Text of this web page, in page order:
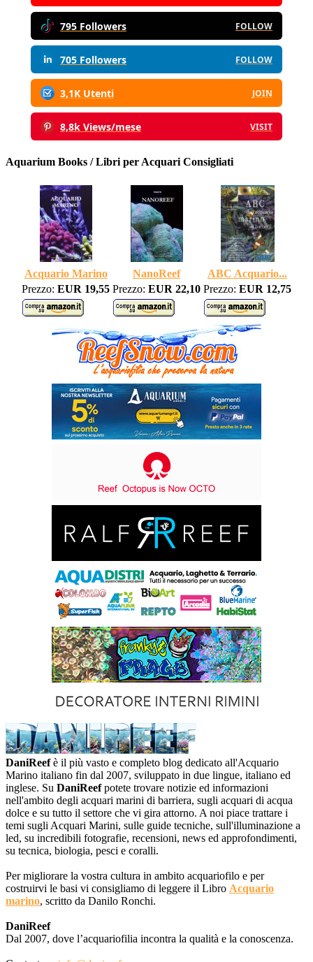
795 Followers FOLLOW
705 Followers FOLLOW
3,1K Utenti JOIN
8,8k Views/mese VISIT
Aquarium Books / Libri per Acquari Consigliati
Acquario Marino NanoReef
ABC Acquario...
Prezzo: EUR 19,55 Prezzo: EUR 22,10 Prezzo: EUR 12,75
DaniReefè il più vasto e completo blog dedicato all'Acquario
Marino italiano fin dal 2007, sviluppato in due lingue, italiano ed
inglese. Su DaniReefpotete trovare notizie ed informazioni
nell'ambito degli acquari marini di barriera, sugli acquari di acqua
dolce e su tutto il settore che vi gira attorno. A noi piace trattare i
temi sugli Acquari Marini, sulle guide tecniche, sull'illuminazione a
led, su incredibili fotografie, recensioni, news ed approfondimenti,
su tecnica, biologia, pesci e coralli.
Per migliorare la vostra cultura in ambito acquariofilo e per
costruirvi le basi vi consigliamo di leggere il Libro Acquario
marino, scritto da Danilo Ronchi.
DaniReef
Dal 2007, dove l’acquariofilia incontra la qualità e la conoscenza.